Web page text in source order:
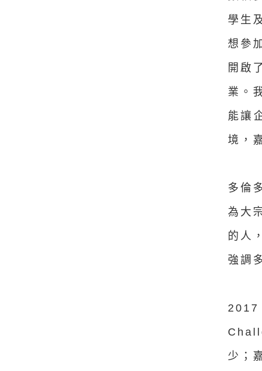
學生
想參
開啟
業。
能讓
境，
多倫
為大
的人
強調
少；